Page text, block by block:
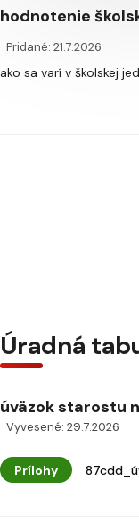
hodnotenie
Pridané: 21.7.2026
ako sa varí v školskej
Úradná
úväzok starostu
Vyvesené: 29.7.2026
Prílohy